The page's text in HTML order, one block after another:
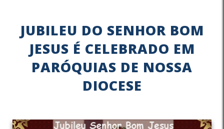
JUBILEU DO SENHOR BOM
JESUS É CELEBRADO EM
PARÓQUIAS DE NOSSA
DIOCESE